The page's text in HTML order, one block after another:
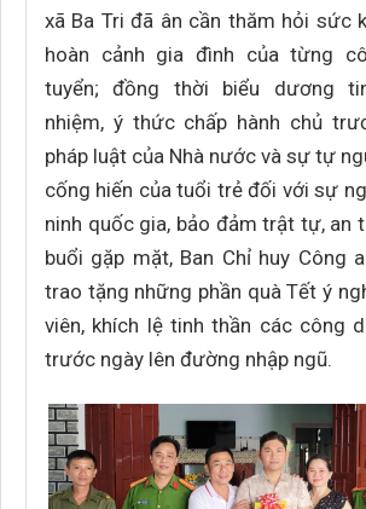
xã Ba Tri đã ân cần thăm hỏi sức
hoàn cảnh gia đình của từng
tuyển; đồng thời biểu dương
nhiệm, ý thức chấp hành chủ
pháp luật của Nhà nước và sự tự
cống hiến của tuổi trẻ đối với sự
ninh quốc gia, bảo đảm trật tự, an
buổi gặp mặt, Ban Chỉ huy Công
trao tặng những phần quà Tết ý
viên, khích lệ tinh thần các công
trước ngày lên đường nhập ngũ.